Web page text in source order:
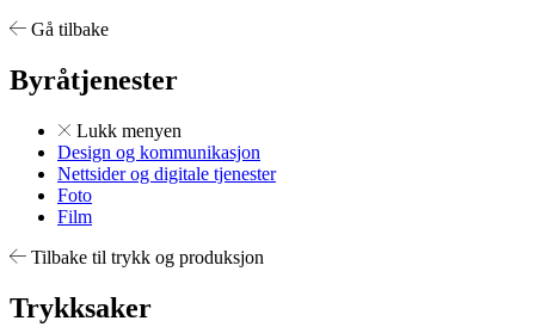
Gå tilbake
Byråtjenester
Lukk menyen
Design og kommunikasjon
Nettsider og digitale tjenester
Foto
Film
Tilbake til trykk og produksjon
Trykksaker